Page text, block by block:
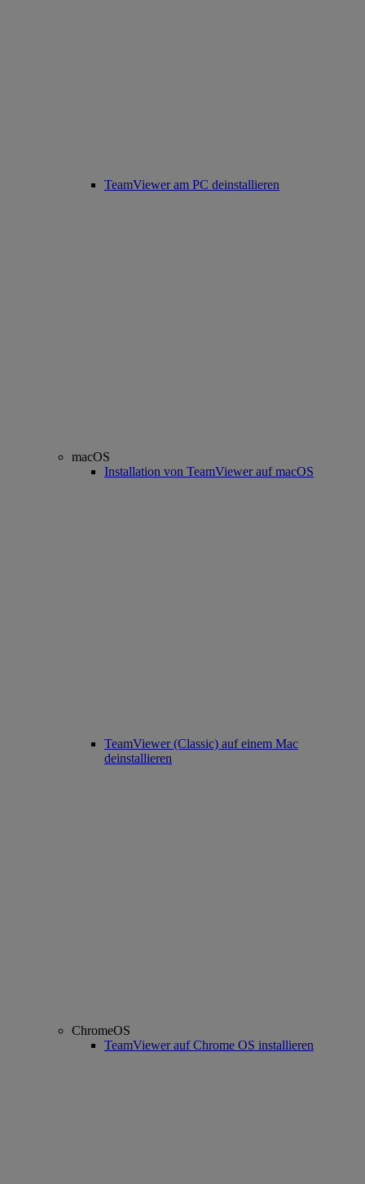
TeamViewer am PC deinstallieren
macOS
Installation von TeamViewer auf macOS
TeamViewer (Classic) auf einem Mac
deinstallieren
ChromeOS
TeamViewer auf Chrome OS installieren